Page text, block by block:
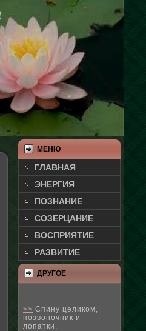
МЕНЮ
ГЛАВНАЯ
ЭНЕРГИЯ
ПОЗНАНИЕ
СОЗЕРЦАНИЕ
ВОСПРИЯТИЕ
РАЗВИТИЕ
ДРУГΟЕ
>> Спину целиком,
позвоночник и
лопатки.